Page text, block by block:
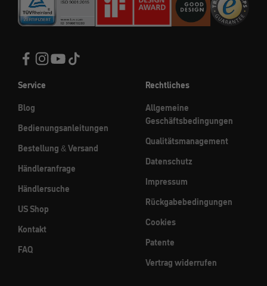
Service
Blog
Bedienungsanleitungen
Bestellung & Versand
Händleranfrage
Händlersuche
US Shop
Kontakt
FAQ
Rechtliches
Allgemeine
Geschäftsbedingungen
Qualitätsmanagement
Datenschutz
Impressum
Rückgabebedingungen
Cookies
Patente
Vertrag widerrufen